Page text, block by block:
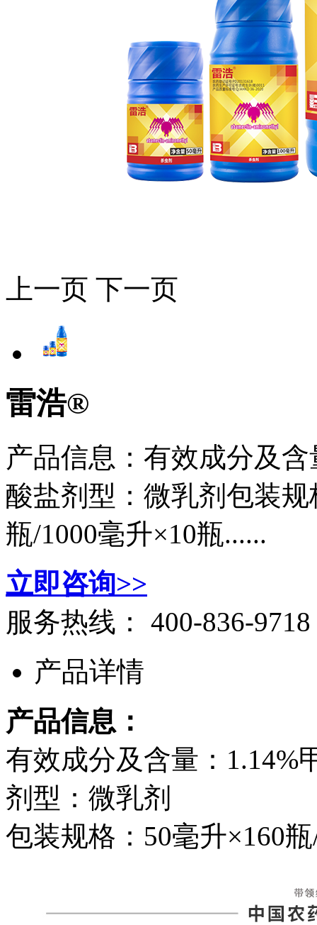
上一页 下一页
雷浩®
产品信息：有效成分及
酸盐剂型：微乳剂包装
瓶/1000毫升×10瓶......
立即咨询>>
服务热线： 400-836-9718
产品详情
产品信息：
有效成分及含量：1.14%
剂型：微乳剂
包装规格：50毫升×160